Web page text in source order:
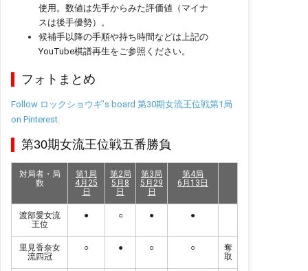
使用。数値は先手からみた評価値（マイナ
スは後手優勢）。
候補手以降の手順や持ち時間などは上記の
YouTube棋譜再生をご参照ください。
フォトまとめ
Follow ロックショウギ’s board 第30期女流王位戦第1局
on Pinterest.
第30期女流王位戦五番勝負
対局者・局
数
第1局
4月25
日
第2局
5月8
日
第3局
5月29
日
第4局
6月13日
渡部愛女流
王位
● ○ ● ●
里見香奈女
流四冠
○ ● ○ ○
奪
取